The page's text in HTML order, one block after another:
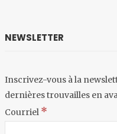
NEWSLETTER
Inscrivez-vous à la
dernières trouvailles en
Courriel *